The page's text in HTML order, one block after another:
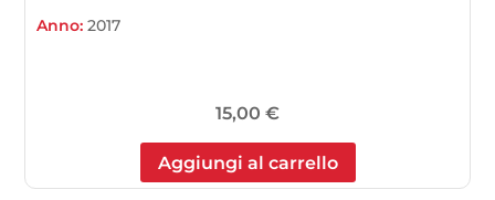
Anno:2017
15,00 €
Aggiungi al carrello